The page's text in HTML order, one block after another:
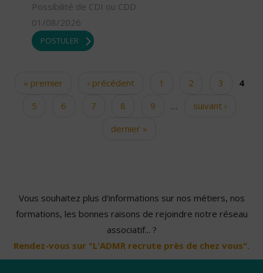
Possibilité de CDI ou CDD
01/08/2026
POSTULER
Pages« premier ‹ précédent 1 2 3
4
5
6 7 8 9 …
suivant ›
dernier »
Vous souhaitez plus d'informations sur nos métiers, nos
formations, les bonnes raisons de rejoindre notre réseau
associatif... ?
Rendez-vous sur "L'ADMR recrute près de chez vous".